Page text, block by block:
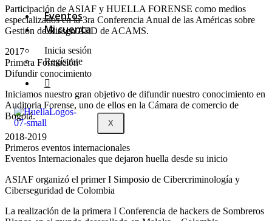
Eventos
Mi cuenta
Inicia sesión
Regístrate
X
Participación de ASIAF y HUELLA FORENSE como medios
especializados en la 3ra Conferencia Anual de las Américas sobre
Gestión de Riesgo ALD de ACAMS.
2017
Primera Formación
Difundir conocimiento
Iniciamos nuestro gran objetivo de difundir nuestro conocimiento en
Auditoria Forense, uno de ellos en la Cámara de comercio de
Bogotá.
2018-2019
Primeros eventos internacionales
Eventos Internacionales que dejaron huella desde su inicio
ASIAF organizó el primer I Simposio de Cibercriminología y
Ciberseguridad de Colombia
La realización de la primera I Conferencia de hackers de Sombreros